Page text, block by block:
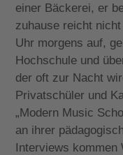
einer Bäckerei, er
zuhause reicht
Uhr morgens auf,
Hochschule und
der oft zur Nacht
Privatschüler und
„Modern Music
an ihrer
Interviews kommen